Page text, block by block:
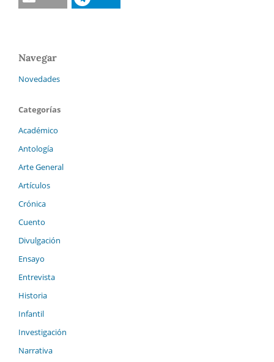
Navegar
Novedades
Categorías
Académico
Antología
Arte General
Artículos
Crónica
Cuento
Divulgación
Ensayo
Entrevista
Historia
Infantil
Investigación
Narrativa